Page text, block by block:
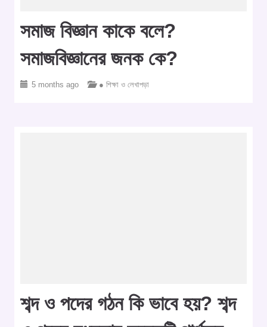
সমাজ বিজ্ঞান কাকে বলে?
সমাজবিজ্ঞানের জনক কে?
5 months ago ● শিক্ষা ও লেখাপড়া
শব্দ ও পদের গঠন কি ভাবে হয়? শব্দ